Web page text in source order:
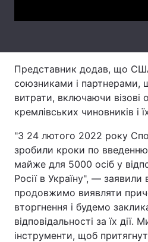
Послуги
Тема оформлення
Представник додав, що
союзниками і партнерами,
витрати, включаючи візові
кремлівських чиновників і
"З 24 лютого 2022 року
зробили кроки по
майже для 5000 осіб у
Росії в Україну", —
продовжимо виявляти
вторгнення і будемо
відповідальності за їх дії.
інструменти, щоб